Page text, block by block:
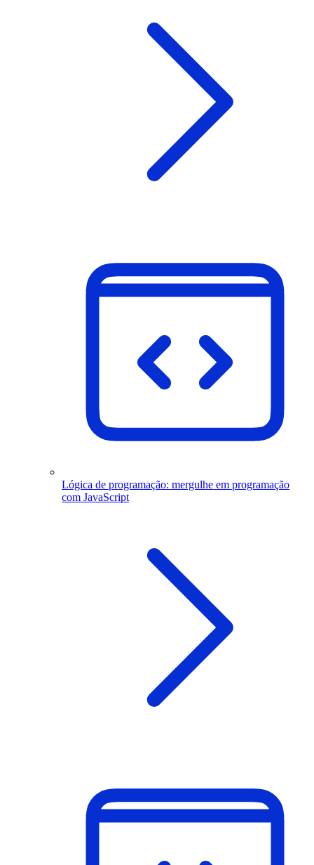
Lógica de programação: mergulhe em programação
com JavaScript